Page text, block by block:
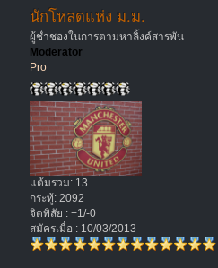
นักโหลดแห่ง ม.ม.
ผู้ช่ำชองในการตามหาลิ้งค์สารพัน
Moderator
Pro
แต้มรวม: 13
กระทู้: 2092
จิตพิสัย : +1/-0
สมัครเมื่อ : 10/03/2013